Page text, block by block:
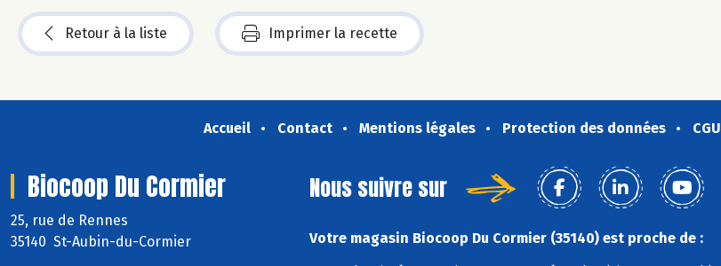
Retour à la liste Imprimer la recette
Accueil Contact Mentions légales Protection des données CGU
Biocoop Du Cormier
25, rue de Rennes
35140 St-Aubin-du-Cormier
Nous suivre sur
Votre magasin Biocoop Du Cormier (35140) est proche de :